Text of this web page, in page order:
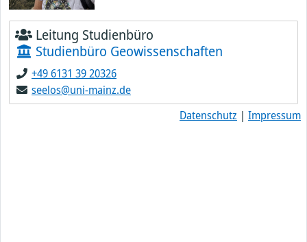
Leitung Studienbüro
Studienbüro Geowissenschaften
+49 6131 39 20326
seelos@uni-mainz.de
Datenschutz | Impressum